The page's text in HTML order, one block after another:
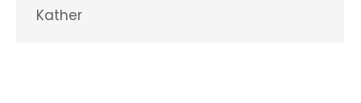
Kather